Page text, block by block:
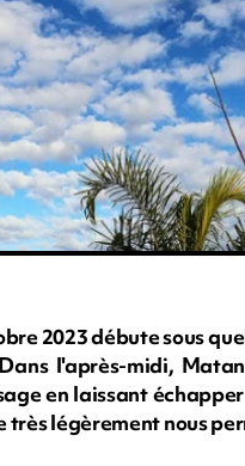
2023 débute sous
l'après-midi,
en laissant
très légèrement nous